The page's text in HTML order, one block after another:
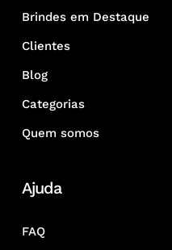
Brindes em Destaque
Clientes
Blog
Categorias
Quem somos
Ajuda
FAQ